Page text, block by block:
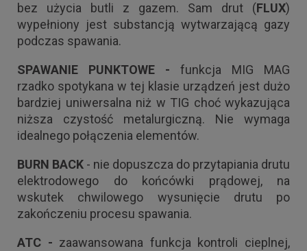
bez użycia butli z gazem. Sam drut (FLUX)
wypełniony jest substancją wytwarzającą gazy
podczas spawania.
SPAWANIE PUNKTOWE - funkcja MIG MAG
rzadko spotykana w tej klasie urządzeń jest dużo
bardziej uniwersalna niż w TIG choć wykazująca
niższa czystość metalurgiczną. Nie wymaga
idealnego połączenia elementów.
BURN BACK - nie dopuszcza do przytapiania drutu
elektrodowego do końcówki prądowej, na
wskutek chwilowego wysunięcie drutu po
zakończeniu procesu spawania.
ATC - zaawansowana funkcja kontroli cieplnej,